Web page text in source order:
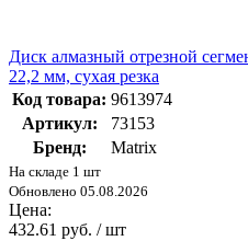
Диск алмазный отрезной
22,2 мм, сухая резка
Код товара: 9613974
Артикул:
73153
Бренд:
Matrix
На складе 1 шт
Обновлено 05.08.2026
Цена:
432.61 руб. / шт